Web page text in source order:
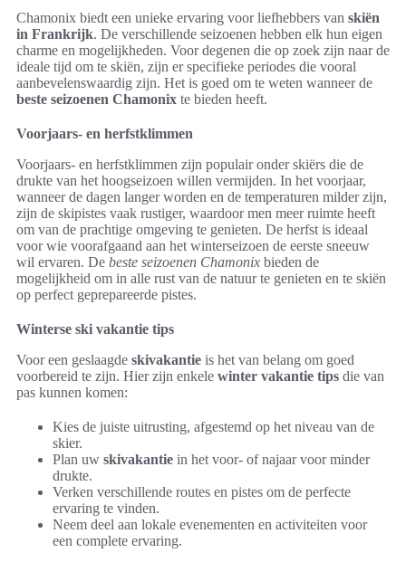
Chamonix biedt een unieke ervaring voor liefhebbers van skiën
in Frankrijk. De verschillende seizoenen hebben elk hun eigen
charme en mogelijkheden. Voor degenen die op zoek zijn naar de
ideale tijd om te skiën, zijn er specifieke periodes die vooral
aanbevelenswaardig zijn. Het is goed om te weten wanneer de
beste seizoenen Chamonix te bieden heeft.
Voorjaars- en herfstklimmen
Voorjaars- en herfstklimmen zijn populair onder skiërs die de
drukte van het hoogseizoen willen vermijden. In het voorjaar,
wanneer de dagen langer worden en de temperaturen milder zijn,
zijn de skipistes vaak rustiger, waardoor men meer ruimte heeft
om van de prachtige omgeving te genieten. De herfst is ideaal
voor wie voorafgaand aan het winterseizoen de eerste sneeuw
wil ervaren. De beste seizoenen Chamonix bieden de
mogelijkheid om in alle rust van de natuur te genieten en te skiën
op perfect geprepareerde pistes.
Winterse ski vakantie tips
Voor een geslaagde skivakantie is het van belang om goed
voorbereid te zijn. Hier zijn enkele winter vakantie tips die van
pas kunnen komen:
Kies de juiste uitrusting, afgestemd op het niveau van de
skier.
Plan uw skivakantie in het voor- of najaar voor minder
drukte.
Verken verschillende routes en pistes om de perfecte
ervaring te vinden.
Neem deel aan lokale evenementen en activiteiten voor
een complete ervaring.